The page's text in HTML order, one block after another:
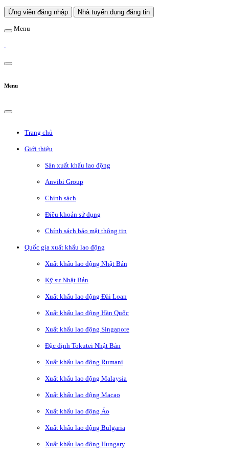
Ứng viên đăng nhập Nhà tuyển dụng đăng tin
Menu
Menu
Trang chủ
Giới thiệu
Sàn xuất khẩu lao động
Anvibi Group
Chính sách
Điều khoản sử dụng
Chính sách bảo mật thông tin
Quốc gia xuất khẩu lao động
Xuất khẩu lao động Nhật Bản
Kỹ sư Nhật Bản
Xuất khẩu lao động Đài Loan
Xuất khẩu lao động Hàn Quốc
Xuất khẩu lao động Singapore
Đặc định Tokutei Nhật Bản
Xuất khẩu lao động Rumani
Xuất khẩu lao động Malaysia
Xuất khẩu lao động Macao
Xuất khẩu lao động Áo
Xuất khẩu lao động Bulgaria
Xuất khẩu lao động Hungary